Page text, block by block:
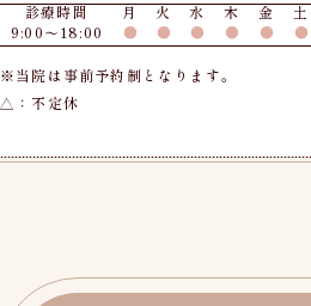
診療時間 月 火 水 木 金 土
9:00〜18:00
● ● ● ● ● ●
※当院は事前予約制となります。
△：不定休